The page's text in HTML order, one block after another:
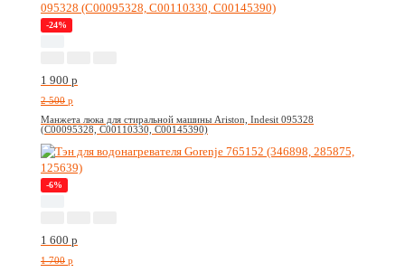
-24%
1 900 p
2 500 p
Манжета люка для стиральной машины Ariston, Indesit 095328
(C00095328, C00110330, C00145390)
-6%
1 600 p
1 700 p